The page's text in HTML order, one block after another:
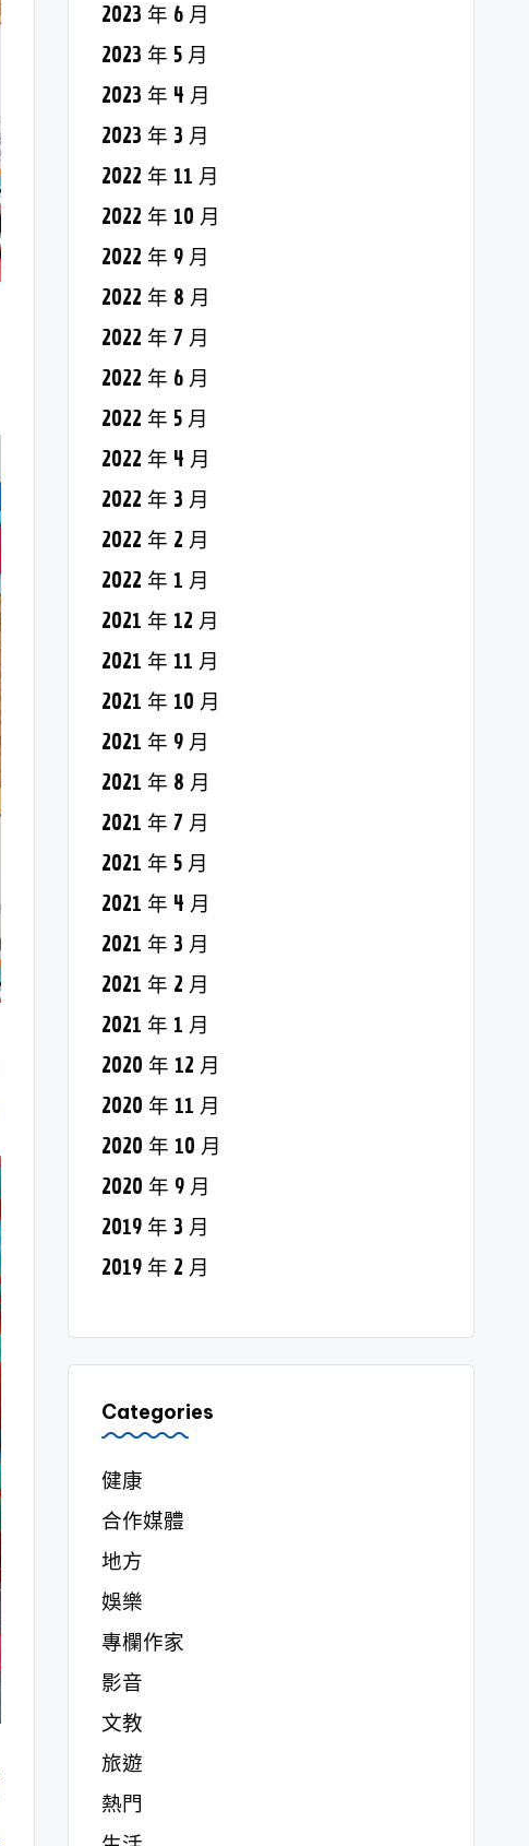
2023 年 6 月
2023 年 5 月
2023 年 4 月
2023 年 3 月
2022 年 11 月
2022 年 10 月
2022 年 9 月
2022 年 8 月
2022 年 7 月
2022 年 6 月
2022 年 5 月
2022 年 4 月
2022 年 3 月
2022 年 2 月
2022 年 1 月
2021 年 12 月
2021 年 11 月
2021 年 10 月
2021 年 9 月
2021 年 8 月
2021 年 7 月
2021 年 5 月
2021 年 4 月
2021 年 3 月
2021 年 2 月
2021 年 1 月
2020 年 12 月
2020 年 11 月
2020 年 10 月
2020 年 9 月
2019 年 3 月
2019 年 2 月
Categories
健康
合作媒體
地方
娛樂
專欄作家
影音
文教
旅遊
熱門